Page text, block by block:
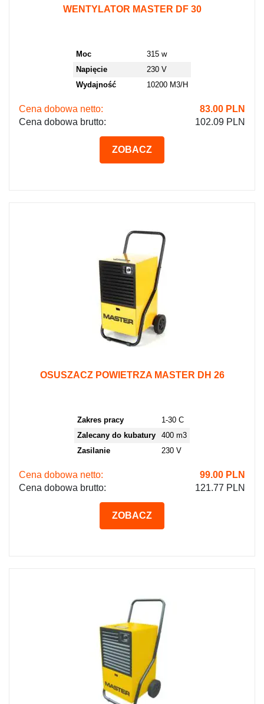
WENTYLATOR MASTER DF 30
Moc
315 w
Napięcie
230 V
Wydajność
10200 M3/H
Cena dobowa netto: 83.00 PLN
Cena dobowa brutto:
102.09 PLN
ZOBACZ
OSUSZACZ POWIETRZA MASTER DH 26
Zakres pracy
1-30 C
Zalecany do kubatury
400 m3
Zasilanie
230 V
Cena dobowa netto: 99.00 PLN
Cena dobowa brutto:
121.77 PLN
ZOBACZ